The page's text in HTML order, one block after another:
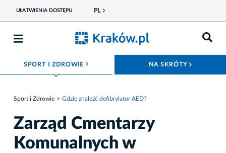
UŁATWIENIA DOSTĘPU PL
SPORT I ZDROWIE ROZWIŃ MENU NA SKRÓTY
Sport i Zdrowie Gdzie znaleźć defibrylator AED?
Zarząd Cmentarzy
Komunalnych w